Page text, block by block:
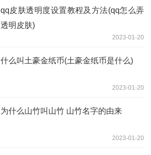
qq皮肤透明度设置教程及方法(qq怎么弄
透明皮肤)
2023-01-20
什么叫土豪金纸币(土豪金纸币是什么)
2023-01-20
为什么山竹叫山竹 山竹名字的由来
2023-01-20